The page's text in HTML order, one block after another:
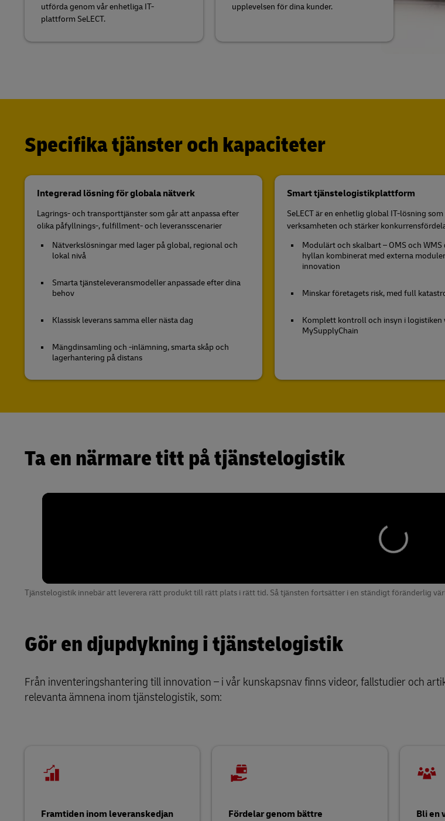
utförda genom vår enhetliga IT-
plattform SeLECT.
upplevelsen för dina kunder.
Specifika tjänster och kapaciteter
Integrerad lösning för globala nätverk
Lagrings- och transporttjänster som går att anpassa efter
olika påfyllnings-, fulfillment- och leveransscenarier
Nätverkslösningar med lager på global, regional och
lokal nivå
Smarta tjänsteleveransmodeller anpassade efter dina
behov
Klassisk leverans samma eller nästa dag
Mängdinsamling och -inlämning, smarta skåp och
lagerhantering på distans
Smart tjänstelogistikplattform
SeLECT är en enhetlig global IT-lösning
verksamheten och stärker
Modulärt och skalbart – OMS och WMS
hyllan kombinerat med externa
innovation
Minskar företagets risk, med full
Komplett kontroll och insyn i logistiken
MySupplyChain
Ta en närmare titt på tjänstelogistik
Tjänstelogistik innebär att leverera rätt produkt till rätt plats i rätt tid. Så tjänsten fortsätter i en ständigt föränderlig
Gör en djupdykning i tjänstelogistik
Från inventeringshantering till innovation – i vår kunskapsnav finns videor, fallstudier och
relevanta ämnena inom tjänstelogistik, som:
Framtiden inom leveranskedjan
Fördelar genom bättre
Bli en